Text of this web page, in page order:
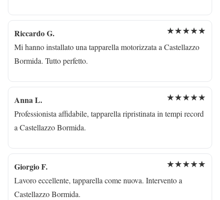
Riccardo G. ★★★★★
Mi hanno installato una tapparella motorizzata a Castellazzo
Bormida. Tutto perfetto.
Anna L. ★★★★★
Professionista affidabile, tapparella ripristinata in tempi record
a Castellazzo Bormida.
Giorgio F. ★★★★★
Lavoro eccellente, tapparella come nuova. Intervento a
Castellazzo Bormida.